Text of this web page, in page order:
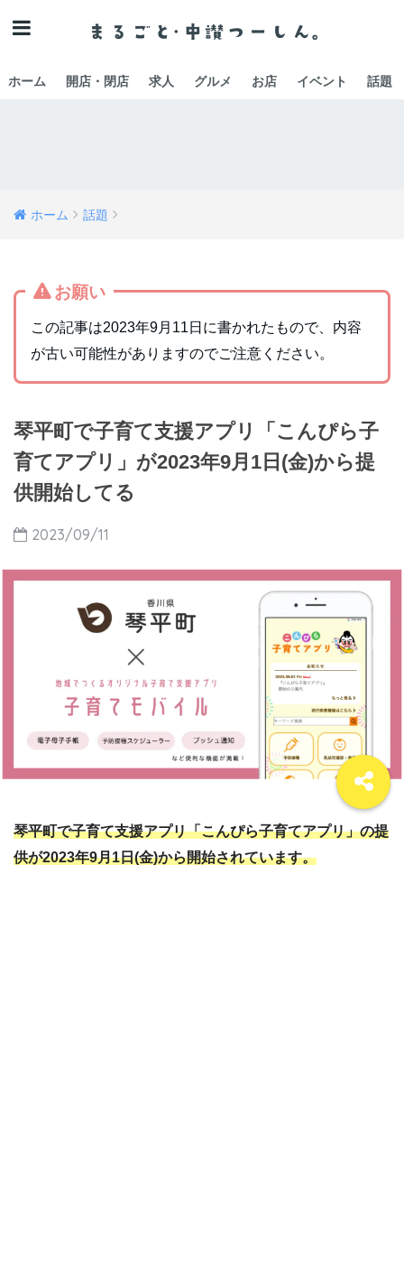
ホーム 開店・閉店 求人 グルメ お店 イベント 話題
ホーム 話題
お願い
この記事は2023年9月11日に書かれたもので、内容
が古い可能性がありますのでご注意ください。
琴平町で子育て支援アプリ「こんぴら子
育てアプリ」が2023年9月1日(金)から提
供開始してる
2023/09/11
琴平町で子育て支援アプリ「こんぴら子育てアプリ」の提
供が2023年9月1日(金)から開始されています。